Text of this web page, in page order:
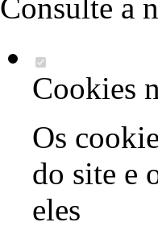
Consulte a
Cookies
Os
do site e
eles